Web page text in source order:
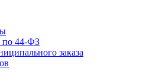
по 44-ФЗ
заказа